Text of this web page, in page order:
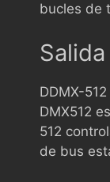
bucles de
DDMX-
DMX512
512
de bus